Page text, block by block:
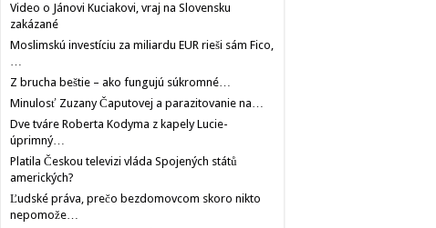
Video o Jánovi Kuciakovi, vraj na Slovensku
zakázané
Moslimskú investíciu za miliardu EUR rieši sám Fico,
…
Z brucha beštie – ako fungujú súkromné…
Minulosť Zuzany Čaputovej a parazitovanie na…
Dve tváre Roberta Kodyma z kapely Lucie-
úprimný…
Platila Českou televizi vláda Spojených států
amerických?
Ľudské práva, prečo bezdomovcom skoro nikto
nepomože…